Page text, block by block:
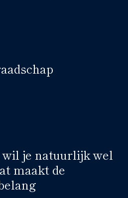
je natuurlijk wel
maakt de